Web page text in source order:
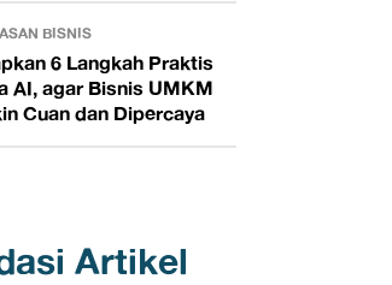
BISNIS
6 Langkah Praktis
AI, agar Bisnis UMKM
Cuan dan Dipercaya
Artikel